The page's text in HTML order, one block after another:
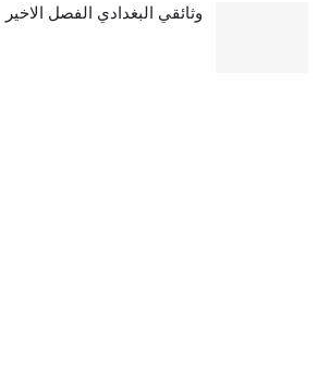
وثائقي البغدادي الفصل الاخير